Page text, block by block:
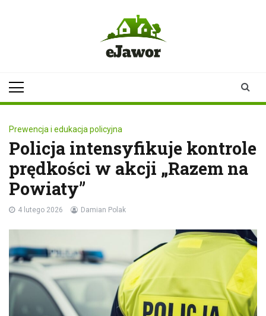
Prewencja i edukacja policyjna
Policja intensyfikuje kontrole
prędkości w akcji „Razem na
Powiaty”
4 lutego 2026 Damian Polak